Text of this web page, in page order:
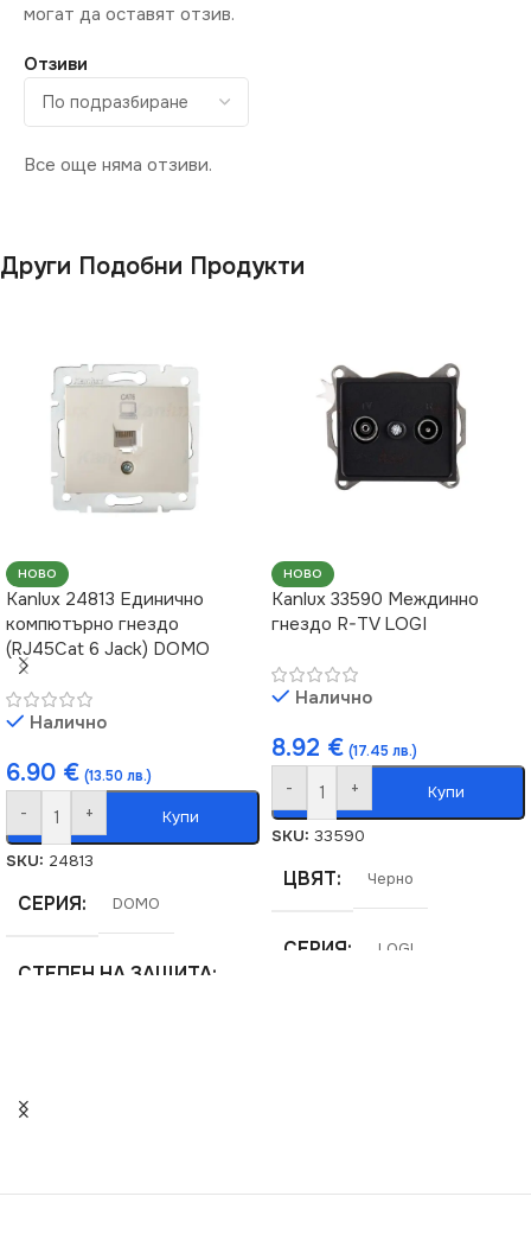
Отзиви
Все още няма отзиви.
могат да оставят отзив.
Други Подобни Продукти
НОВО
Kanlux 24813 Единично
компютърно гнездо
(RJ45Cat 6 Jack) DOMO
Налично
6.90 € (13.50 лв.)
- + Купи
SKU: 24813
СЕРИЯ DOMO
СТЕПЕН НА ЗАЩИТА
ЦВЯТ
НОВО
Kanlux 33590 Междинно
гнездо R-TV LOGI
Налично
8.92 € (17.45 лв.)
- + Купи
SKU: 33590
ЦВЯТ Черно
СЕРИЯ LOGI